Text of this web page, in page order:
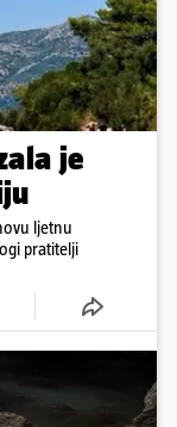
je
ljetnu
pratitelji